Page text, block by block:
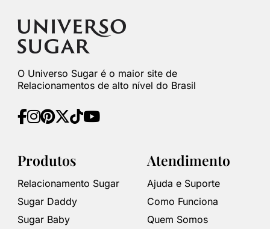
O Universo Sugar é o maior site de
Relacionamentos de alto nível do Brasil
Produtos
Relacionamento Sugar
Sugar Daddy
Sugar Baby
Atendimento
Ajuda e Suporte
Como Funciona
Quem Somos